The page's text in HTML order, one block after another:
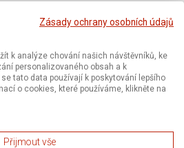
Zásady ochrany osobních údajů
k analýze chování našich návštěvníků, ke
personalizovaného obsah a k
tato data používají k poskytování lepšího
o cookies, které používáme, klikněte na
Přijmout vše